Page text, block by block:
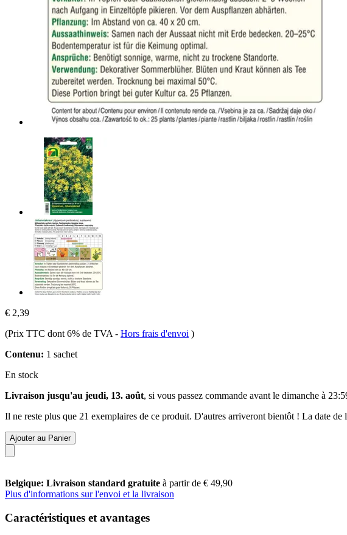
€ 2,39
(Prix TTC dont 6% de TVA - Hors frais d'envoi )
Contenu: 1 sachet
En stock
Livraison jusqu'au jeudi, 13. août, si vous passez commande avant le dimanche à
Il ne reste plus que 21 exemplaires de ce produit. D'autres arriveront bientôt ! La date
Ajouter au Panier
Belgique: Livraison standard gratuite à partir de € 49,90
Plus d'informations sur l'envoi et la livraison
Caractéristiques et avantages